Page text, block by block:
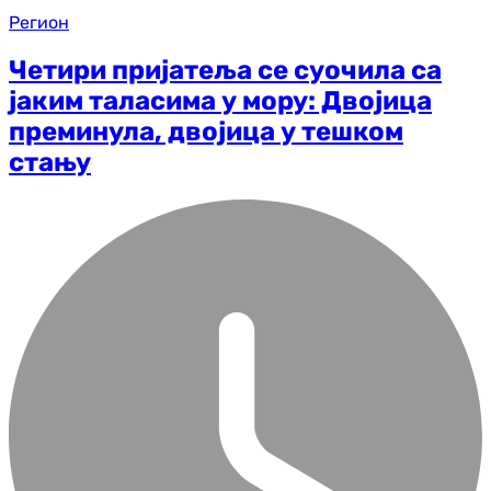
Регион
Четири пријатеља се суочила са
јаким таласима у мору: Двојица
преминула, двојица у тешком
стању